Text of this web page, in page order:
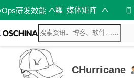
研发效能 媒体矩阵
CHurricane